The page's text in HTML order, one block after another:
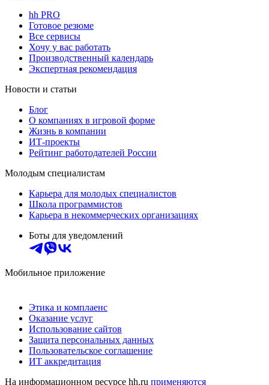
hh PRO
Готовое резюме
Все сервисы
Хочу у вас работать
Производственный календарь
Экспертная рекомендация
Новости и статьи
Блог
О компаниях в игровой форме
Жизнь в компании
ИТ-проекты
Рейтинг работодателей России
Молодым специалистам
Карьера для молодых специалистов
Школа программистов
Карьера в некоммерческих организациях
Боты для уведомлений
Мобильное приложение
Этика и комплаенс
Оказание услуг
Использование сайтов
Защита персональных данных
Пользовательское соглашение
ИТ аккредитация
На информационном ресурсе hh.ru применяются